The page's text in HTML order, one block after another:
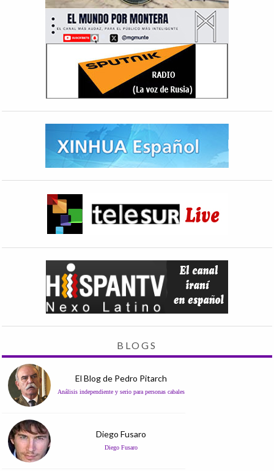
BLOGS
El Blog de Pedro Pitarch
Análisis independiente y serio para personas cabales
Diego Fusaro
Diego Fusaro